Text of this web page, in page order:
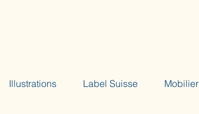
Illustrations Label Suisse Mobilier